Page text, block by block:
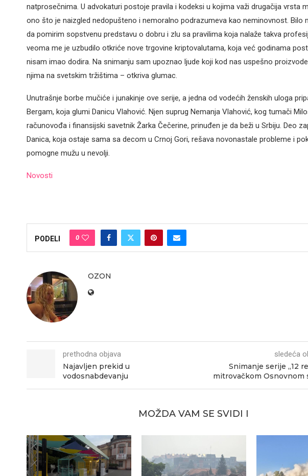
natprosečnima. U advokaturi postoje pravila i kodeksi u kojima važi drugačija vrsta
ono što je naizgled nedopušteno i nemoralno podrazumeva kao neminovnost. Bilo
da pomirim sopstvenu predstavu o dobru i zlu sa pravilima koja nalaže takva
veoma me je uzbudilo otkriće nove trgovine kriptovalutama, koja već godinama
nisam imao dodira. Na snimanju sam upoznao ljude koji kod nas uspešno
njima na svetskim tržištima – otkriva glumac.
Unutrašnje borbe mučiće i junakinje ove serije, a jedna od vodećih ženskih uloga
Bergam, koja glumi Danicu Vlahović. Njen suprug Nemanja Vlahović, kog tumači
računovođa i finansijski savetnik Žarka Čečerine, prinuđen je da beži u Srbiju. Deo
Danica, koja ostaje sama sa decom u Crnoj Gori, rešava novonastale probleme i
pomogne mužu u nevolji.
Novosti
PODELI 0
OZON
prethodna objava
Najavljen prekid u
vodosnabdevanju
sledeća
Snimanje serije „12
mitrovačkom Osnovnom
MOŽDA VAM SE SVIDI I